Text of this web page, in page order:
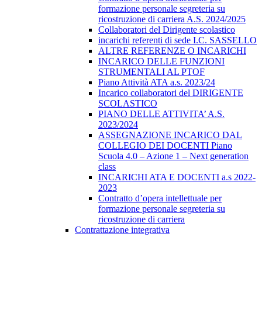
formazione personale segreteria su
ricostruzione di carriera A.S. 2024/2025
Collaboratori del Dirigente scolastico
incarichi referenti di sede I.C. SASSELLO
ALTRE REFERENZE O INCARICHI
INCARICO DELLE FUNZIONI
STRUMENTALI AL PTOF
Piano Attività ATA a.s. 2023/24
Incarico collaboratori del DIRIGENTE
SCOLASTICO
PIANO DELLE ATTIVITA’ A.S.
2023/2024
ASSEGNAZIONE INCARICO DAL
COLLEGIO DEI DOCENTI Piano
Scuola 4.0 – Azione 1 – Next generation
class
INCARICHI ATA E DOCENTI a.s 2022-
2023
Contratto d’opera intellettuale per
formazione personale segreteria su
ricostruzione di carriera
Contrattazione integrativa